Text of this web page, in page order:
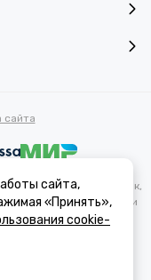
сайта
характеристик,
характер и ни при
определяемой
кодекса РФ.
сайта,
«Принять»,
cookie-